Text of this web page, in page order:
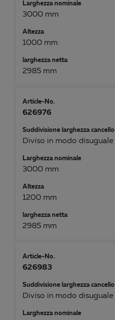
Larghezza nominale
3000 mm
Altezza
1000 mm
larghezza netta
2985 mm
Article-No.
626976
Suddivisione larghezza cancello
Diviso in modo disuguale
Larghezza nominale
3000 mm
Altezza
1200 mm
larghezza netta
2985 mm
Article-No.
626983
Suddivisione larghezza cancello
Diviso in modo disuguale
Larghezza nominale